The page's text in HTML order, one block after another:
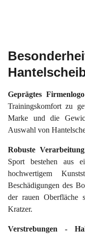
Geprägtes
Trainingskomfort zu
Marke und die
Auswahl von
Robuste
Sport bestehen aus
hochwertigem
Beschädigungen des
der rauen Oberfläche
Kratzer.
Verstrebungen -